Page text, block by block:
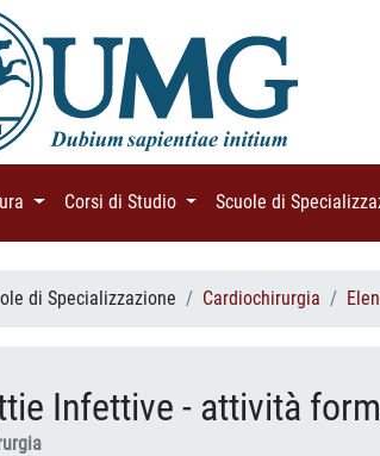
(current)Corsi di Studio (current)Scuole di
di Specializzazione Cardiochirurgia
Infettive - attività